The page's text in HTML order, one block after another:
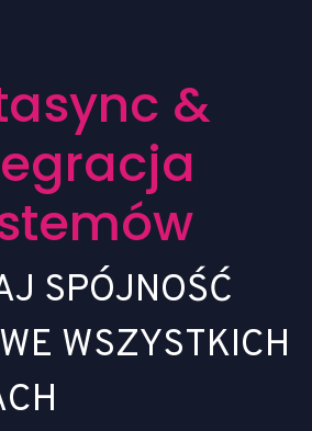
async &
egracja
temów
J SPÓJNOŚĆ
WE WSZYSTKICH
CH